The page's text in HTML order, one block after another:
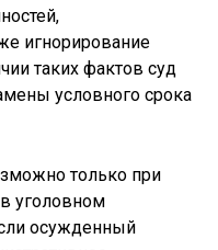
игнорирование
таких фактов суд
условного срока
только при
уголовном
осужденный